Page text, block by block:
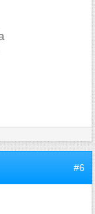
#6